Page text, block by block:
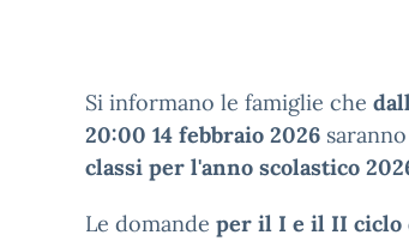
Si informano le famiglie che
20:00 14 febbraio 2026
classi per l'anno scolastico
Le domande per il I e il II ciclo